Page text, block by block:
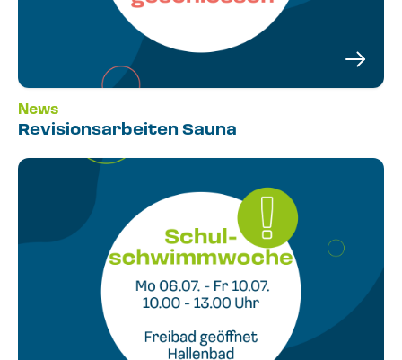
News
Revisionsarbeiten Sauna